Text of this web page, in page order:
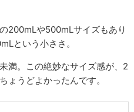
200mLや500mLサイズもあり
という小ささ。
満。この絶妙なサイズ感が、2
ょうどよかったんです。